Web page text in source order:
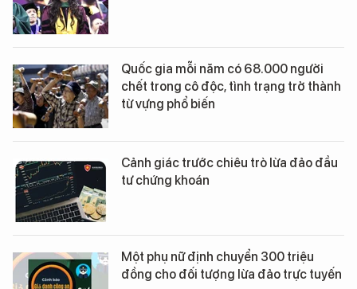
Quốc gia mỗi năm có 68.000 người
chết trong cô độc, tình trạng trở thành
từ vựng phổ biến
Cảnh giác trước chiêu trò lừa đảo đầu
tư chứng khoán
Một phụ nữ định chuyển 300 triệu
đồng cho đối tượng lừa đảo trực tuyến